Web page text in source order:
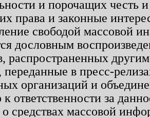
и порочащих честь
права и законные
свободой массовой
дословным
распространенных
в пресс-
организаций и
ответственности за
средствах массовой